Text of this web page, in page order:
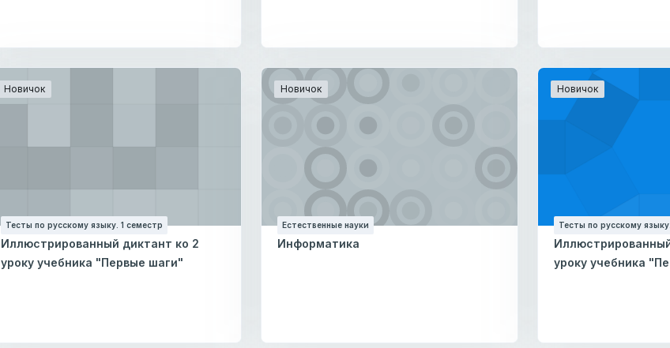
Новичок
Тесты по русскому языку. 1 семестр
Иллюстрированный диктант ко 2
уроку учебника "Первые шаги"
Новичок
Естественные науки
Информатика
Новичок
Тесты по русскому
уроку учебника